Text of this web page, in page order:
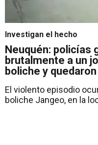
Investigan el hecho
Neuquén: policías
brutalmente a un
boliche y
El violento episodio
boliche Jangeo, en la